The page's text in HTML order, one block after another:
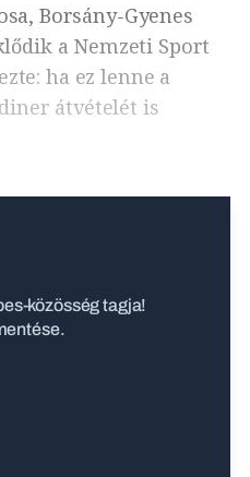
Borsány-Gyenes
a Nemzeti Sport
ha ez lenne a
átvételét is
közösség tagja!